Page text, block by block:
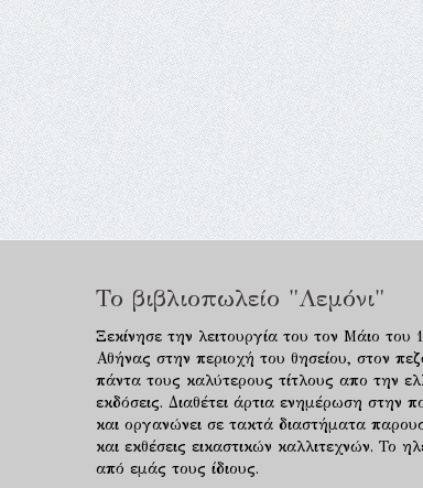
Το βιβλιοπωλείο "Λεμόνι"
Ξεκίνησε την λειτουργία του τον Μάιο του
Αθήνας στην περιοχή του θησείου, στον
πάντα τους καλύτερους τίτλους απο την
εκδόσεις. Διαθέτει άρτια ενημέρωση στην
και οργανώνει σε τακτά διαστήματα
και εκθέσεις εικαστικών καλλιτεχνών. Το
από εμάς τους ίδιους.